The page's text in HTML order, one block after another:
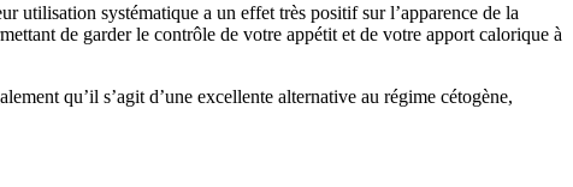
utilisation systématique a un effet très positif sur l’apparence de la
de garder le contrôle de votre appétit et de votre apport calorique à
qu’il s’agit d’une excellente alternative au régime cétogène,